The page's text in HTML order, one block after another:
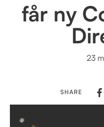
får ny
23
SHARE